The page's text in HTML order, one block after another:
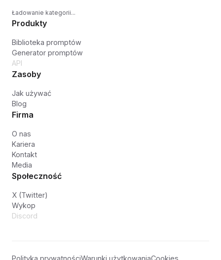
Ładowanie kategorii...
Produkty
Biblioteka promptów
Generator promptów
API
Zasoby
Jak używać
Blog
Firma
O nas
Kariera
Kontakt
Media
Społeczność
X (Twitter)
Wykop
Discord
Polityka prywatnościWarunki użytkowaniaCookies